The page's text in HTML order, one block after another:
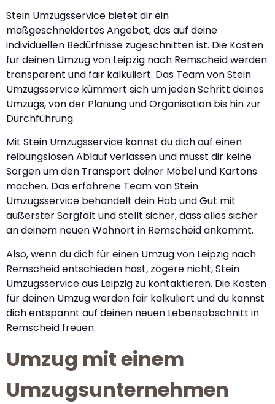
Stein Umzugsservice bietet dir ein
maßgeschneidertes Angebot, das auf deine
individuellen Bedürfnisse zugeschnitten ist. Die Kosten
für deinen Umzug von Leipzig nach Remscheid werden
transparent und fair kalkuliert. Das Team von Stein
Umzugsservice kümmert sich um jeden Schritt deines
Umzugs, von der Planung und Organisation bis hin zur
Durchführung.
Mit Stein Umzugsservice kannst du dich auf einen
reibungslosen Ablauf verlassen und musst dir keine
Sorgen um den Transport deiner Möbel und Kartons
machen. Das erfahrene Team von Stein
Umzugsservice behandelt dein Hab und Gut mit
äußerster Sorgfalt und stellt sicher, dass alles sicher
an deinem neuen Wohnort in Remscheid ankommt.
Also, wenn du dich für einen Umzug von Leipzig nach
Remscheid entschieden hast, zögere nicht, Stein
Umzugsservice aus Leipzig zu kontaktieren. Die Kosten
für deinen Umzug werden fair kalkuliert und du kannst
dich entspannt auf deinen neuen Lebensabschnitt in
Remscheid freuen.
Umzug mit einem
Umzugsunternehmen